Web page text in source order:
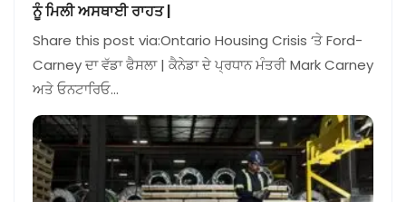
ਨੂੰ ਮਿਲੀ ਅਸਥਾਈ ਰਾਹਤ |
Share this post via:Ontario Housing Crisis ‘ਤੇ Ford-
Carney ਦਾ ਵੱਡਾ ਫੈਸਲਾ | ਕੈਨੇਡਾ ਦੇ ਪ੍ਰਧਾਨ ਮੰਤਰੀ Mark Carney
ਅਤੇ ਓਨਟਾਰਿਓ…